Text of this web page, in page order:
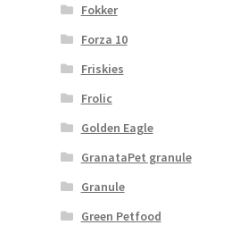
Fokker
Forza 10
Friskies
Frolic
Golden Eagle
GranataPet granule
Granule
Green Petfood